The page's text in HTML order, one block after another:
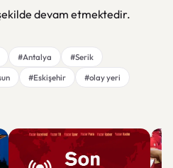
devam etmektedir.
#Antalya
#Serik
#Eskişehir #olay yeri